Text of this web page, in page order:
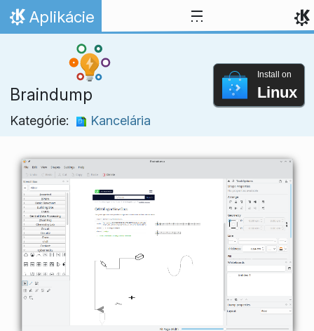
Skip to content
Domov
Aplikácie
Braindump
Kategórie: Kancelária
Install on
Linux